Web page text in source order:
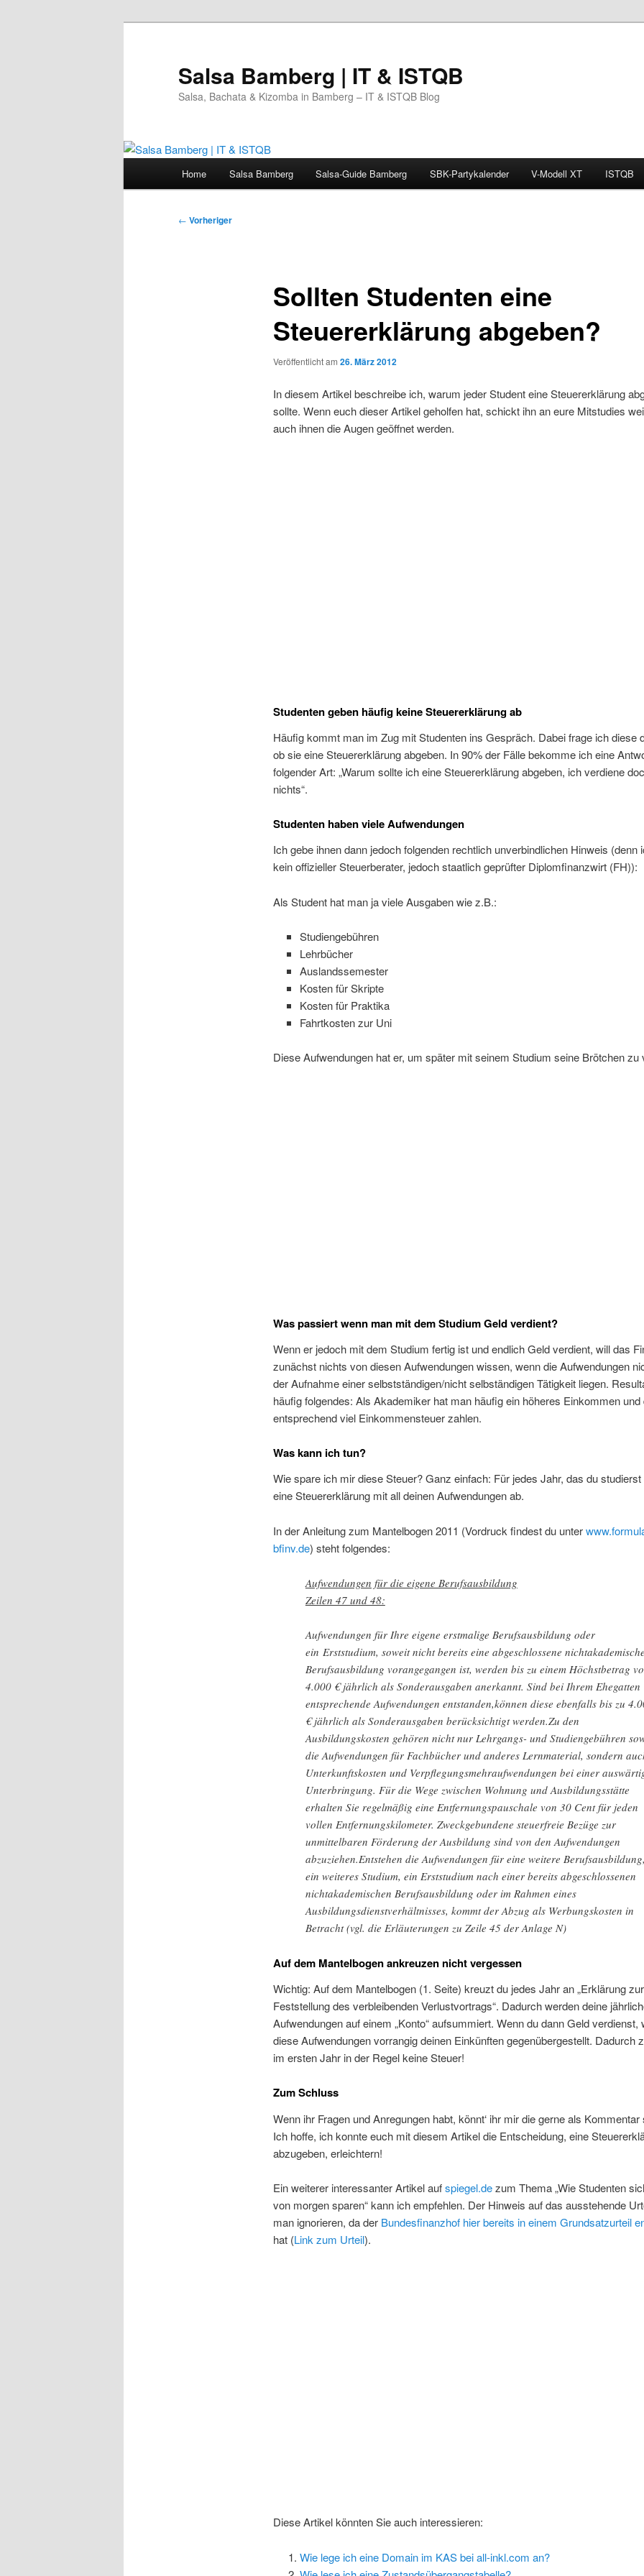
Salsa Bamberg | IT & ISTQB
Salsa, Bachata & Kizomba in Bamberg – IT & ISTQB Blog
Home Salsa Bamberg Salsa-Guide Bamberg SBK-Partykalender V-Modell XT ISTQB
Beitragsnavigation
← Vorheriger
Sollten Studenten eine
Steuererklärung abgeben?
Veröffentlicht am 26. März 2012
In diesem Artikel beschreibe ich, warum jeder Student eine Steuererklärung
sollte. Wenn euch dieser Artikel geholfen hat, schickt ihn an eure Mitstudies
auch ihnen die Augen geöffnet werden.
Studenten geben häufig keine Steuererklärung ab
Häufig kommt man im Zug mit Studenten ins Gespräch. Dabei frage ich diese
ob sie eine Steuererklärung abgeben. In 90% der Fälle bekomme ich eine
folgender Art: „Warum sollte ich eine Steuererklärung abgeben, ich verdiene
nichts“.
Studenten haben viele Aufwendungen
Ich gebe ihnen dann jedoch folgenden rechtlich unverbindlichen Hinweis (denn
kein offizieller Steuerberater, jedoch staatlich geprüfter Diplomfinanzwirt (FH)):
Als Student hat man ja viele Ausgaben wie z.B.:
Studiengebühren
Lehrbücher
Auslandssemester
Kosten für Skripte
Kosten für Praktika
Fahrtkosten zur Uni
Diese Aufwendungen hat er, um später mit seinem Studium seine Brötchen zu
Was passiert wenn man mit dem Studium Geld verdient?
Wenn er jedoch mit dem Studium fertig ist und endlich Geld verdient, will das
zunächst nichts von diesen Aufwendungen wissen, wenn die Aufwendungen
der Aufnahme einer selbstständigen/nicht selbständigen Tätigkeit liegen.
häufig folgendes: Als Akademiker hat man häufig ein höheres Einkommen und
entsprechend viel Einkommensteuer zahlen.
Was kann ich tun?
Wie spare ich mir diese Steuer? Ganz einfach: Für jedes Jahr, das du
eine Steuererklärung mit all deinen Aufwendungen ab.
In der Anleitung zum Mantelbogen 2011 (Vordruck findest du unter
bfinv.de) steht folgendes:
Aufwendungen für die eigene Berufsausbildung
Zeilen 47 und 48:
Aufwendungen für Ihre eigene erstmalige Berufsausbildung oder
ein Erststudium, soweit nicht bereits eine abgeschlossene nichtakademische
Berufsausbildung vorangegangen ist, werden bis zu einem Höchstbetrag
4.000 € jährlich als Sonderausgaben anerkannt. Sind bei Ihrem Ehegatten
entsprechende Aufwendungen entstanden,können diese ebenfalls bis zu
€ jährlich als Sonderausgaben berücksichtigt werden.Zu den
Ausbildungskosten gehören nicht nur Lehrgangs- und Studiengebühren
die Aufwendungen für Fachbücher und anderes Lernmaterial, sondern
Unterkunftskosten und Verpflegungsmehraufwendungen bei einer
Unterbringung. Für die Wege zwischen Wohnung und Ausbildungsstätte
erhalten Sie regelmäßig eine Entfernungspauschale von 30 Cent für jeden
vollen Entfernungskilometer. Zweckgebundene steuerfreie Bezüge zur
unmittelbaren Förderung der Ausbildung sind von den Aufwendungen
abzuziehen.Entstehen die Aufwendungen für eine weitere Berufsausbildung,
ein weiteres Studium, ein Erststudium nach einer bereits abgeschlossenen
nichtakademischen Berufsausbildung oder im Rahmen eines
Ausbildungsdienstverhältnisses, kommt der Abzug als Werbungskosten in
Betracht (vgl. die Erläuterungen zu Zeile 45 der Anlage N)
Auf dem Mantelbogen ankreuzen nicht vergessen
Wichtig: Auf dem Mantelbogen (1. Seite) kreuzt du jedes Jahr an „Erklärung zur
Feststellung des verbleibenden Verlustvortrags“. Dadurch werden deine
Aufwendungen auf einem „Konto“ aufsummiert. Wenn du dann Geld verdienst,
diese Aufwendungen vorrangig deinen Einkünften gegenübergestellt. Dadurch
im ersten Jahr in der Regel keine Steuer!
Zum Schluss
Wenn ihr Fragen und Anregungen habt, könnt‘ ihr mir die gerne als
Ich hoffe, ich konnte euch mit diesem Artikel die Entscheidung, eine
abzugeben, erleichtern!
Ein weiterer interessanter Artikel aufspiegel.dezum Thema „Wie Studenten
von morgen sparen“ kann ich empfehlen. Der Hinweis auf das ausstehende
man ignorieren, da der Bundesfinanzhof hier bereits in einem Grundsatzurteil
hat (Link zum Urteil).
Diese Artikel könnten Sie auch interessieren:
Wie lege ich eine Domain im KAS bei all-inkl.com an?